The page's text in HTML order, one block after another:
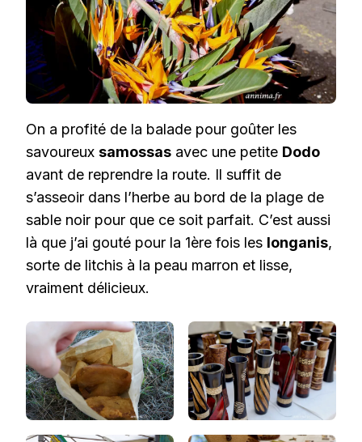
On a profité de la balade pour goûter les
savoureux samossas avec une petite Dodo
avant de reprendre la route. Il suffit de
s’asseoir dans l’herbe au bord de la plage de
sable noir pour que ce soit parfait. C’est aussi
là que j’ai gouté pour la 1ère fois les longanis,
sorte de litchis à la peau marron et lisse,
vraiment délicieux.